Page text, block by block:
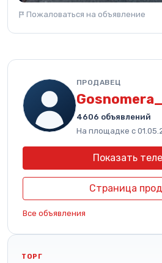
Пожаловаться на объявление
ПРОДАВЕЦ
4606 объявлений
На площадке с
Показать
Страница
Все объявления
ТОРГ